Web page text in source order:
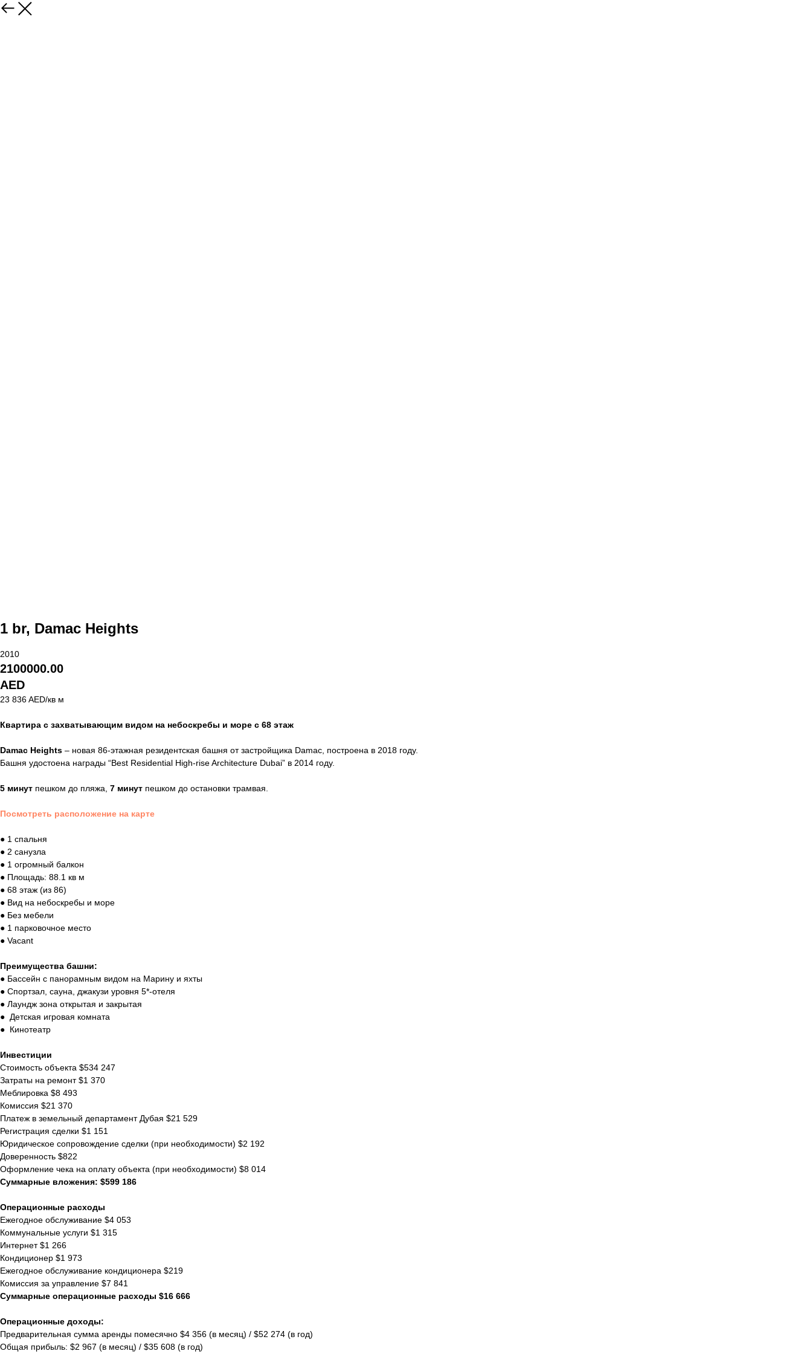
1 br, Damac Heights
2010
2100000.00
AED
23 836 AED/кв м
Квартира с захватывающим видом на небоскребы и море с 68 этаж
Damac Heights – новая 86-этажная резидентская башня от застройщика Damac, построена в 2018 году.
Башня удостоена награды “Best Residential High-rise Architecture Dubai” в 2014 году.
5 минут пешком до пляжа, 7 минут пешком до остановки трамвая.
Посмотреть расположение на карте
● 1 спальня
● 2 санузла
● 1 огромный балкон
● Площадь: 88.1 кв м
● 68 этаж (из 86)
● Вид на небоскребы и море
● Без мебели
● 1 парковочное место
● Vacant
Преимущества башни:
● Бассейн c панорамным видом на Марину и яхты
● Спортзал, сауна, джакузи уровня 5*-отеля
● Лаундж зона открытая и закрытая
● Детская игровая комната
● Кинотеатр
Инвестиции
Стоимость объекта $534 247
Затраты на ремонт $1 370
Меблировка $8 493
Комиссия $21 370
Платеж в земельный департамент Дубая $21 529
Регистрация сделки $1 151
Юридическое сопровождение сделки (при необходимости) $2 192
Доверенность $822
Оформление чека на оплату объекта (при необходимости) $8 014
Суммарные вложения: $599 186
Операционные расходы
Ежегодное обслуживание $4 053
Коммунальные услуги $1 315
Интернет $1 266
Кондиционер $1 973
Ежегодное обслуживание кондиционера $219
Комиссия за управление $7 841
Суммарные операционные расходы $16 666
Операционные доходы:
Предварительная сумма аренды помесячно $4 356 (в месяц) / $52 274 (в год)
Общая прибыль: $2 967 (в месяц) / $35 608 (в год)